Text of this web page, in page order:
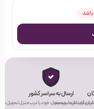
دارید، از ما بپرسید.
ارسال به سراسر کشور
که باشید، محصول خود را درب منزل تحویل